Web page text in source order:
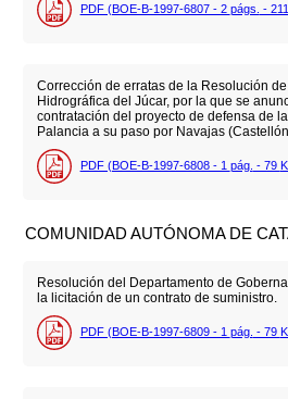
PDF (BOE-B-1997-6807 - 2 págs. - 211
Corrección de erratas de la Resolución
Hidrográfica del Júcar, por la que se
contratación del proyecto de defensa de
Palancia a su paso por Navajas
PDF (BOE-B-1997-6808 - 1 pág. - 79
COMUNIDAD AUTÓNOMA DE
Resolución del Departamento de
la licitación de un contrato de suministro.
PDF (BOE-B-1997-6809 - 1 pág. - 79